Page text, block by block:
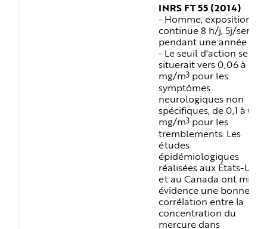
INRS FT 55 (2014)
- Homme, exposition
continue 8 h/j, 5j/sem,
pendant une année
- Le seuil d'action se
situerait vers 0,06 à 0,1
mg/m3 pour les
symptômes
neurologiques non
spécifiques, de 0,1 à 0,2
mg/m3 pour les
tremblements. Les
études
épidémiologiques
réalisées aux États-Unis
et au Canada ont mis
évidence une bonne
corrélation entre la
concentration du
mercure dans